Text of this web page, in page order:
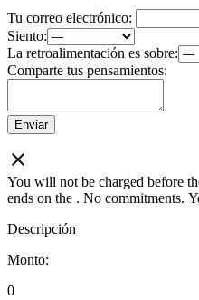
Tu correo electrónico:
Siento:
La retroalimentación es sobre:
Comparte tus pensamientos:
Enviar
You will not be charged before
ends on the . No commitments.
Descripción
Monto:
0